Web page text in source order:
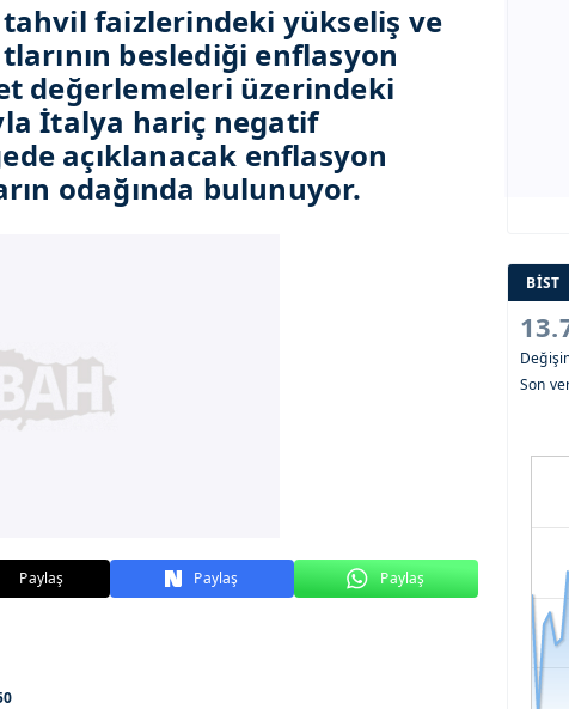
faizlerindeki yükseliş ve
beslediği enflasyon
değerlemeleri üzerindeki
İtalya hariç negatif
açıklanacak enflasyon
odağında bulunuyor.
Paylaş Paylaş Paylaş
BİST
Son